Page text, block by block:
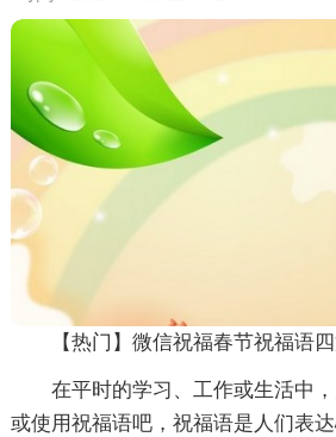
【热门】微信祝福春节祝福语
在平时的学习、工作或生活中
或使用祝福语吧，祝福语是人们表